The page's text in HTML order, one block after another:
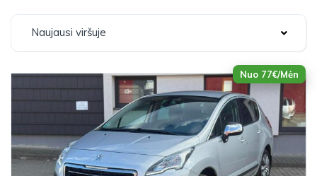
Naujausi viršuje
Nuo 77€/Mėn